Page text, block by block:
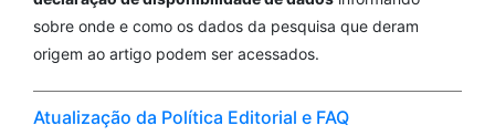
sobre onde e como os dados da pesquisa que deram
origem ao artigo podem ser acessados.
Atualização da Política Editorial e FAQ